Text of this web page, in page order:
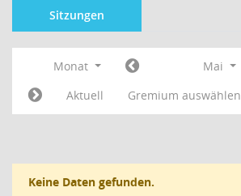
Sitzungen
Monat Mai
Aktuell
Gremium auswählen
Keine Daten gefunden.